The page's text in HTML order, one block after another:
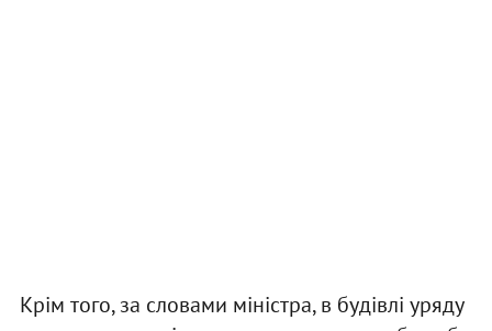
Крім того, за словами міністра, в будівлі уряду